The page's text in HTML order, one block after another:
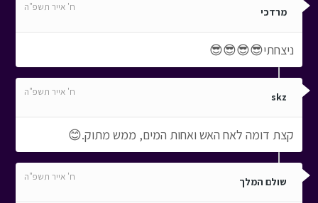
מרדכי ח' אייר תשפ"ה
ניצחתי😎😎😎😎
skz ח' אייר תשפ"ה
קצת דומה לאח האש ואחות המים, ממש מתוק.😊
שולם המלך ח' אייר תשפ"ה